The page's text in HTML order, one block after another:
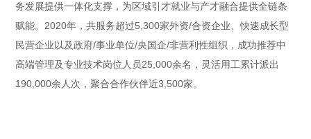
务发展提供一体化支撑，为区域引才就业与产才融合提供全链条
赋能。2020年，共服务超过5,300家外资/合资企业、快速成长型
民营企业以及政府/事业单位/央国企/非营利性组织，成功推荐中
高端管理及专业技术岗位人员25,000余名，灵活用工累计派出
190,000余人次，聚合合作伙伴近3,500家。